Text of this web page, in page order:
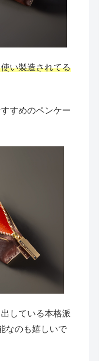
い製造されてる
すめのペンケー
している本格派
なのも嬉しいで